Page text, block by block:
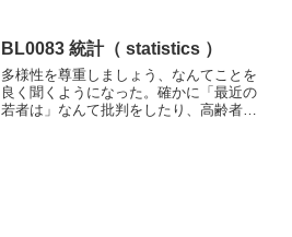
が名前、されど名前」、私たちが想像す
るよりそのパワーの大きさ...
BL0083 統計（ statistics ）
多様性を尊重しましょう、なんてことを
良く聞くようになった。確かに「最近の
若者は」なんて批判をしたり、高齢者を